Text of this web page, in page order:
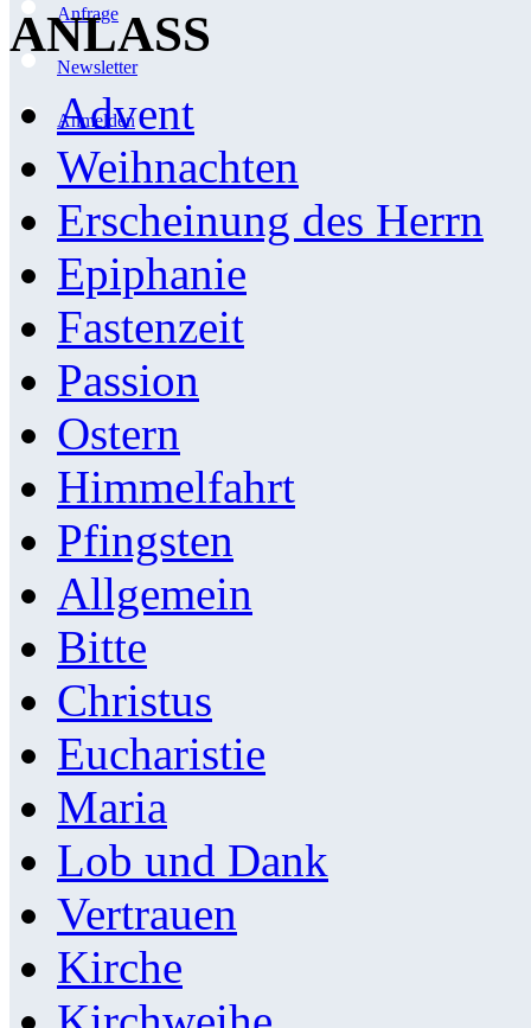
Anfrage
Newsletter
Anmelden
ANLASS
Advent
Weihnachten
Erscheinung des Herrn
Epiphanie
Fastenzeit
Passion
Ostern
Himmelfahrt
Pfingsten
Allgemein
Bitte
Christus
Eucharistie
Maria
Lob und Dank
Vertrauen
Kirche